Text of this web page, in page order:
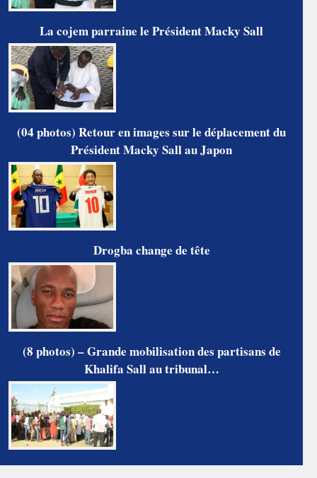
La cojem parraine le Président Macky Sall
(04 photos) Retour en images sur le déplacement du
Président Macky Sall au Japon
Drogba change de tête
(8 photos) – Grande mobilisation des partisans de
Khalifa Sall au tribunal…